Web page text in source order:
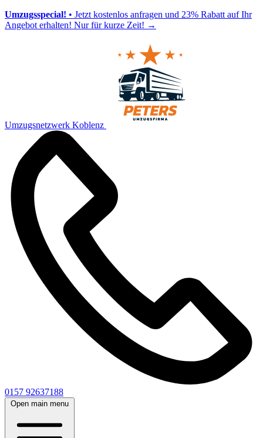
Umzugsspecial! • Jetzt kostenlos anfragen und 23% Rabatt auf Ihr
Angebot erhalten! Nur für kurze Zeit! →
Umzugsnetzwerk Koblenz
0157 92637188
Open main menu